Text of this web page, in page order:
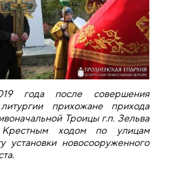
года после совершения
прихожане прихода
Троицы г.п. Зельва
Крестным ходом по улицам
установки новосооруженного